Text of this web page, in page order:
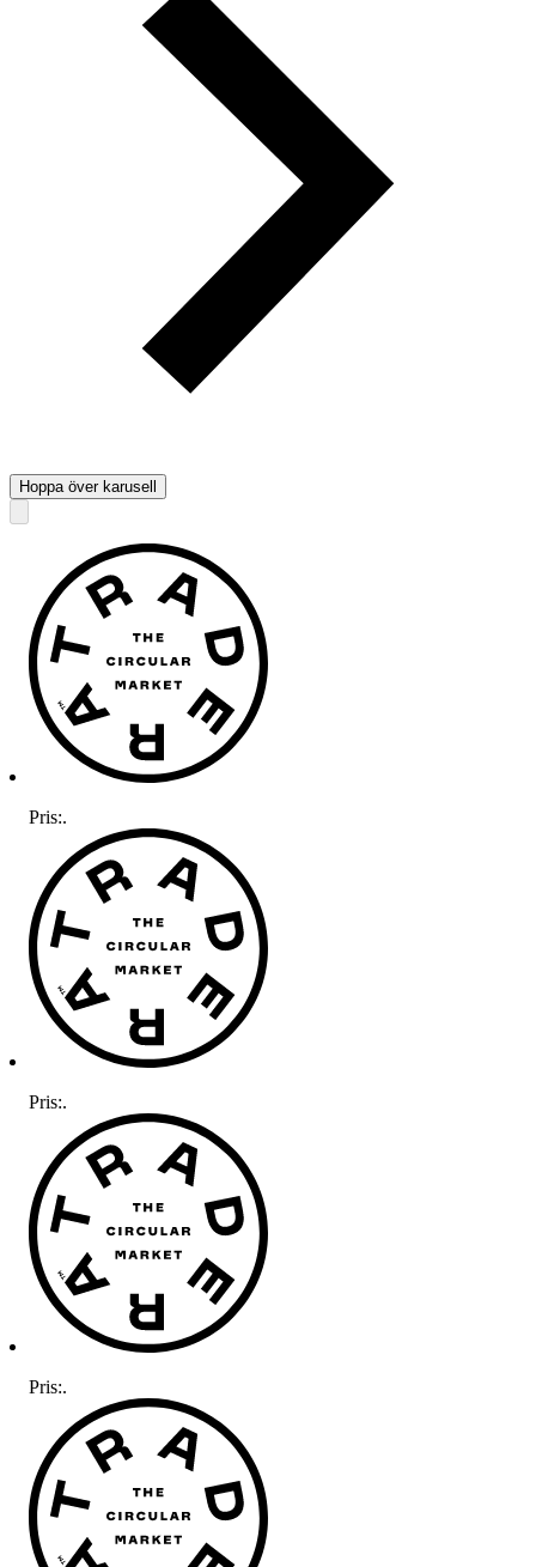
Hoppa över karusell
Pris:.
Pris:.
Pris:.